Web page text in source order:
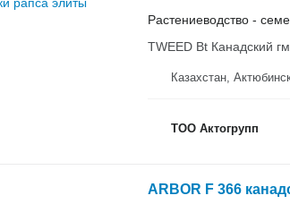
Растениеводство -
TWEED Bt Канадский
ТОО Актогрупп
ARBOR F 366